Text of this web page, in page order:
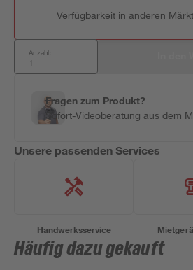
Verfügbarkeit in anderen
Anzahl:
Fragen zum Produkt?
Sofort-Videoberatung aus dem
Unsere passenden Services
Handwerksservice
Häufig dazu gekauft